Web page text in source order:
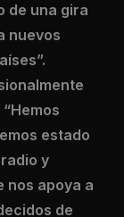
de una gira
nuevos
estado
y
nos apoya a
de